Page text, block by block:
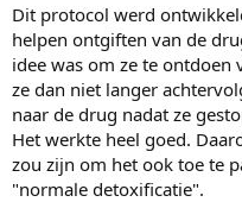
Dit protocol werd
helpen ontgiften van de
idee was om ze te
ze dan niet langer
naar de drug nadat ze
Het werkte heel goed.
zou zijn om het ook toe te
"normale detoxificatie".